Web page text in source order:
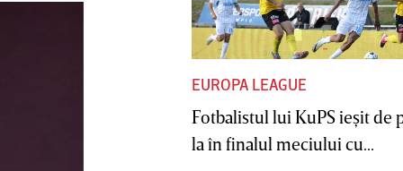
EUROPA LEAGUE
Fotbalistul lui KuPS ieşit de
la în finalul meciului cu...